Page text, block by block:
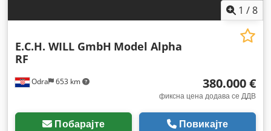
1 /8
Odra 653 km
E.C.H. WILL GmbH Model Alpha
RF
380.000 €
фиксна цена додава се ДДВ
Побарајте Повикајте